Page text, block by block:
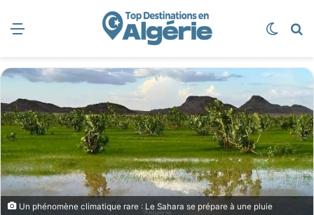
Un phénomène climatique rare : Le Sahara se prépare à une pluie